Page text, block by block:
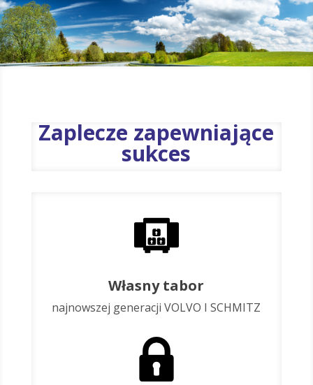
Zaplecze zapewniające
sukces
Własny tabor
najnowszej generacji VOLVO I SCHMITZ